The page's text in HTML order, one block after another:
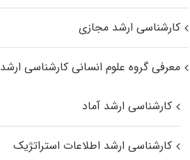
کارشناسی ارشد مجازی
معرفی گروه علوم انسانی کارشناسی ارشد
کارشناسی ارشد آماد
کارشناسی ارشد اطلاعات استراتژیک